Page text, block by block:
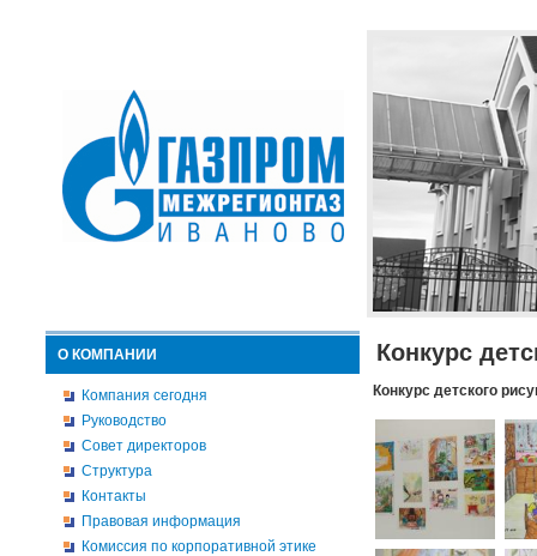
О КОМПАНИИ
Компания сегодня
Руководство
Совет директоров
Структура
Контакты
Правовая информация
Комиссия по корпоративной этике
Конкурс
Конкурс детского